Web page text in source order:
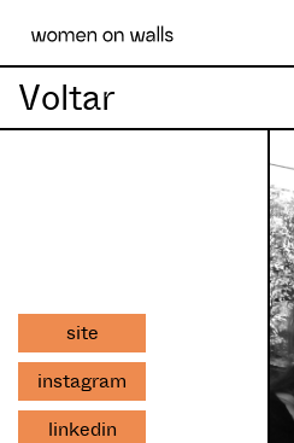
Voltar
site
instagram
linkedin